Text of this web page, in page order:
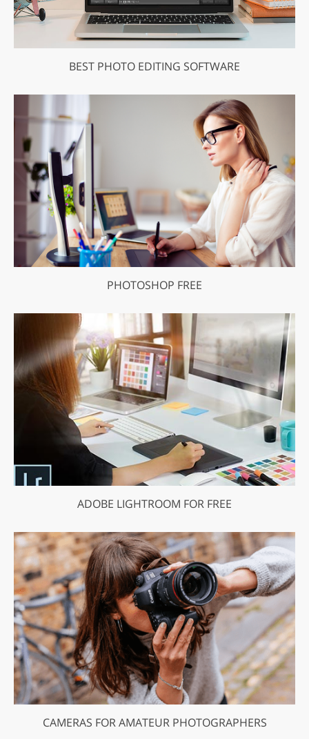
BEST PHOTO EDITING SOFTWARE
PHOTOSHOP FREE
ADOBE LIGHTROOM FOR FREE
CAMERAS FOR AMATEUR PHOTOGRAPHERS